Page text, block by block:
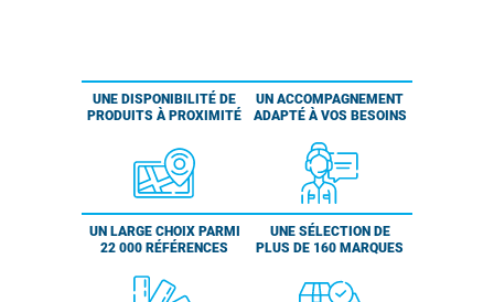
UNE DISPONIBILITÉ DE
PRODUITS À PROXIMITÉ
UN ACCOMPAGNEMENT
ADAPTÉ À VOS BESOINS
UN LARGE CHOIX PARMI
22 000 RÉFÉRENCES
UNE SÉLECTION DE
PLUS DE 160 MARQUES